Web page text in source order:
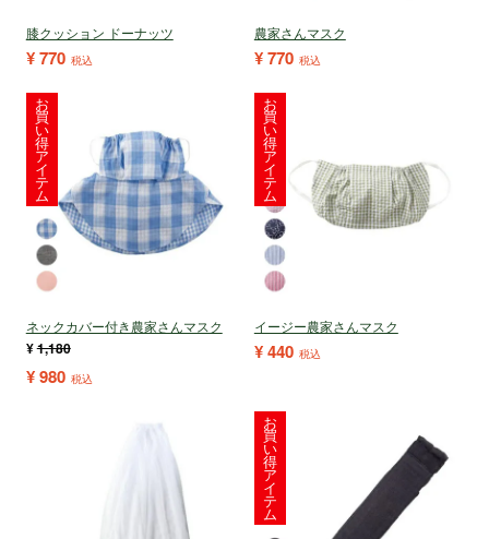
膝クッション ドーナッツ
¥770 税込
農家さんマスク
¥770 税込
お
買
い
得
ア
イ
テ
ム
ネックカバー付き農家さんマスク
¥1,180
¥980 税込
お
買
い
得
ア
イ
テ
ム
イージー農家さんマスク
¥440 税込
お
買
い
得
ア
イ
テ
ム